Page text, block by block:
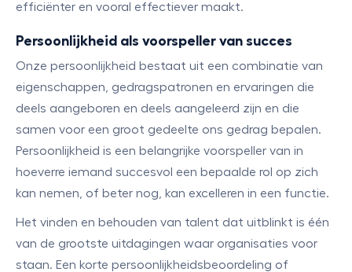
efficiënter en vooral effectiever maakt.
Persoonlijkheid als voorspeller van succes
Onze persoonlijkheid bestaat uit een combinatie van
eigenschappen, gedragspatronen en ervaringen die
deels aangeboren en deels aangeleerd zijn en die
samen voor een groot gedeelte ons gedrag bepalen.
Persoonlijkheid is een belangrijke voorspeller van in
hoeverre iemand succesvol een bepaalde rol op zich
kan nemen, of beter nog, kan excelleren in een functie.
Het vinden en behouden van talent dat uitblinkt is één
van de grootste uitdagingen waar organisaties voor
staan. Een korte persoonlijkheidsbeoordeling of